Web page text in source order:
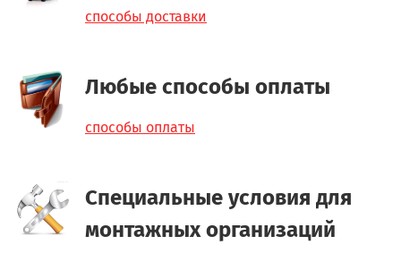
способы доставки
Любые способы оплаты
способы оплаты
Специальные условия для
монтажных организаций